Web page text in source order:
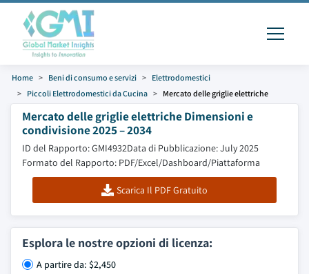
Home Beni di consumo e servizi
Elettrodomestici
Piccoli Elettrodomestici da Cucina
Mercato delle griglie elettriche
Mercato delle griglie elettriche Dimensioni e
condivisione 2025 – 2034
ID del Rapporto: GMI4932Data di Pubblicazione: July 2025
Formato del Rapporto: PDF/Excel/Dashboard/Piattaforma
Scarica Il PDF Gratuito
Esplora le nostre opzioni di licenza:
A partire da: $2,450